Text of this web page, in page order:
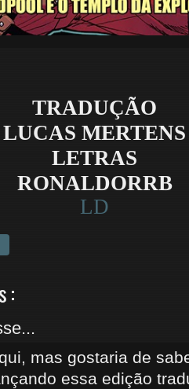
TRADUÇÃO
LUCAS MERTENS
LETRAS
RONALDORRB
LD
mas gostaria de
essa edição